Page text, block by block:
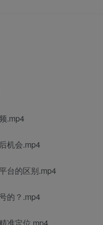
.mp4
机会.mp4
台的区别.mp4
的？.mp4
准定位.mp4